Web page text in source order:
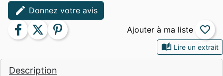
auto_stories Lire un extrait
Description
edit Donnez votre avis
facebook twitter pinterest favorite_border